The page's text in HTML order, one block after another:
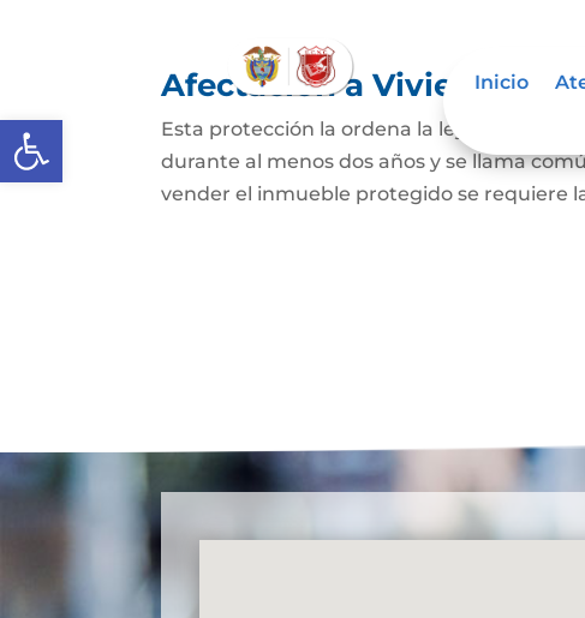
Abrir barra de herramientas
Inicio
Afectación a Vivienda
Esta protección la ordena la ley sobre la
durante al menos dos años y se llama
vender el inmueble protegido se requiere